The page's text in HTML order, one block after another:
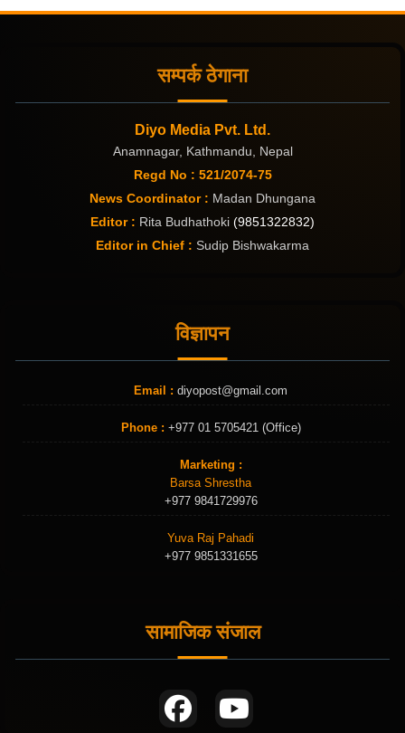
सम्पर्क ठेगाना
Diyo Media Pvt. Ltd.
Anamnagar, Kathmandu, Nepal
Regd No : 521/2074-75
News Coordinator : Madan Dhungana
Editor : Rita Budhathoki (9851322832)
Editor in Chief : Sudip Bishwakarma
विज्ञापन
Email : diyopost@gmail.com
Phone : +977 01 5705421 (Office)
Marketing :
Barsa Shrestha
+977 9841729976
Yuva Raj Pahadi
+977 9851331655
सामाजिक संजाल